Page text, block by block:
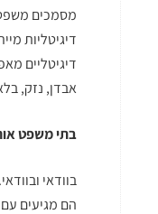
מסמכים
דיגיטליות
דיגיטליים
אבדן, נזק,
בתי משפט
בוודאי
הם מגיעים